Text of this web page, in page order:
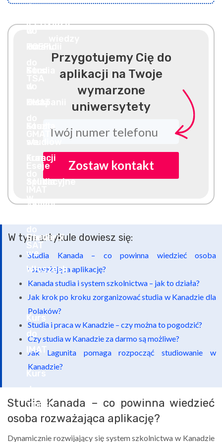
Przygotujemy Cię do
aplikacji na Twoje
wymarzone
uniwersytety
Zostaw kontakt
W tym artykule dowiesz się:
Studia Kanada – co powinna wiedzieć osoba
rozważająca aplikację?
Kanada studia i system szkolnictwa – jak to działa?
Jak krok po kroku zorganizować studia w Kanadzie dla
Polaków?
Studia i praca w Kanadzie – czy można to pogodzić?
Czy studia w Kanadzie za darmo są możliwe?
Jak Lagunita pomaga rozpocząć studiowanie w
Kanadzie?
Studia Kanada – co powinna wiedzieć
osoba rozważająca aplikację?
Dynamicznie rozwijający się system szkolnictwa w Kanadzie